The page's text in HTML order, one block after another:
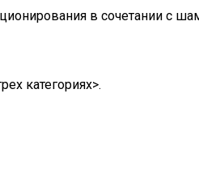
в сочетании с
категориях>.